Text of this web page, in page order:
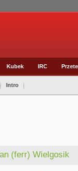
Kubek IRC
Intro
(ferr) Wielgosik